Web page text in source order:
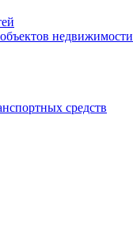
недвижимости
средств